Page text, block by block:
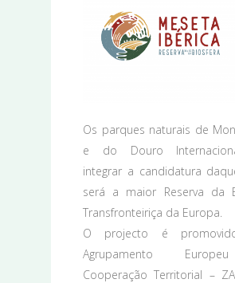
Os parques naturais de
e do Douro
integrar a candidatura
será a maior Reserva da
Transfronteiriça da Europa.
O projecto é
Agrupamento
Cooperação Territorial –